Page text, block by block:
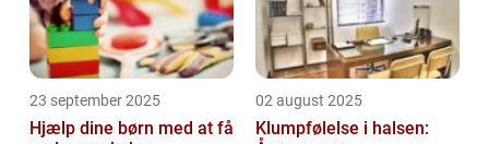
23 september 2025
Hjælp dine børn med at få
02 august 2025
Klumpfølelse i halsen: